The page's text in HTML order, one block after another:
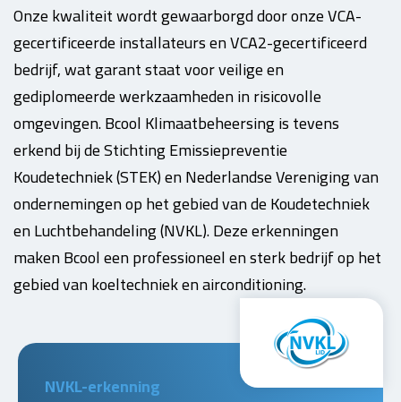
Onze kwaliteit wordt gewaarborgd door onze VCA-
gecertificeerde installateurs en VCA2-gecertificeerd
bedrijf, wat garant staat voor veilige en
gediplomeerde werkzaamheden in risicovolle
omgevingen. Bcool Klimaatbeheersing is tevens
erkend bij de Stichting Emissiepreventie
Koudetechniek (STEK) en Nederlandse Vereniging van
ondernemingen op het gebied van de Koudetechniek
en Luchtbehandeling (NVKL). Deze erkenningen
maken Bcool een professioneel en sterk bedrijf op het
gebied van koeltechniek en airconditioning.
NVKL-erkenning